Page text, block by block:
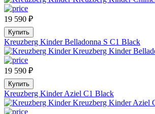
19 590 ₽
Купить
Kreuzberg Kinder Belladonna S C1 Black
19 590 ₽
Купить
Kreuzberg Kinder Aziel C1 Black